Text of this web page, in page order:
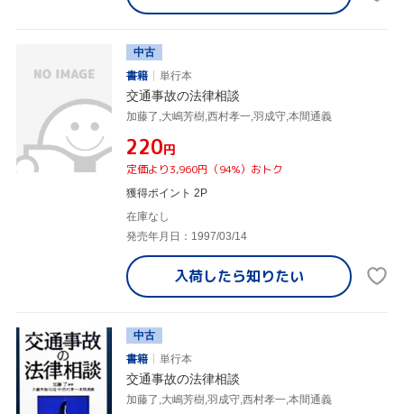
中古
書籍
単行本
交通事故の法律相談
加藤了,大嶋芳樹,西村孝一,羽成守,本間通義
¥220円
定価より3,960円（94%）おトク
獲得ポイント 2P
在庫なし
発売年月日：1997/03/14
入荷したら知りたい
中古
書籍
単行本
交通事故の法律相談
加藤了,大嶋芳樹,羽成守,西村孝一,本間通義